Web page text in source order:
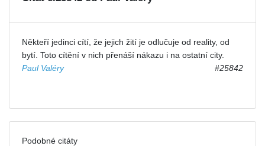
Někteří jedinci cítí, že jejich žití je odlučuje od reality, od
bytí. Toto cítění v nich přenáší nákazu i na ostatní city.
Paul Valéry
#25842
Podobné citáty